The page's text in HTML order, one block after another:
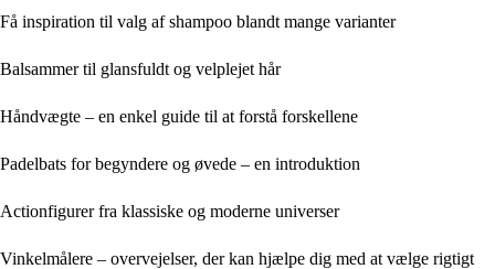
Få inspiration til valg af shampoo blandt mange varianter
Balsammer til glansfuldt og velplejet hår
Håndvægte – en enkel guide til at forstå forskellene
Padelbats for begyndere og øvede – en introduktion
Actionfigurer fra klassiske og moderne universer
Vinkelmålere – overvejelser, der kan hjælpe dig med at vælge rigtigt